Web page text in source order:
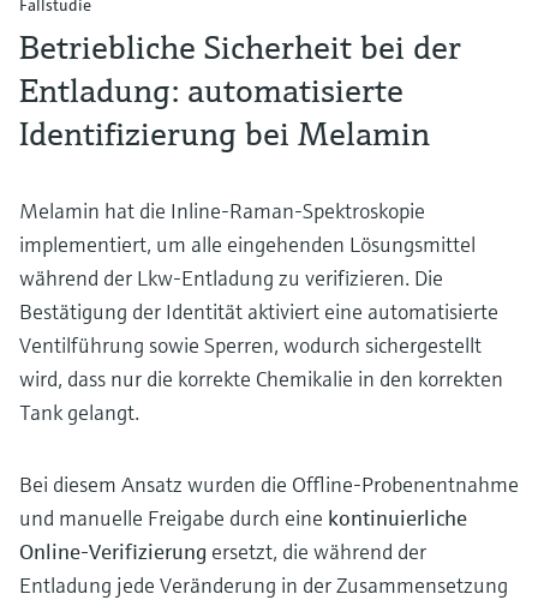
Fallstudie
Betriebliche Sicherheit bei der
Entladung: automatisierte
Identifizierung bei Melamin
Melamin hat die Inline-Raman-Spektroskopie
implementiert, um alle eingehenden Lösungsmittel
während der Lkw-Entladung zu verifizieren. Die
Bestätigung der Identität aktiviert eine automatisierte
Ventilführung sowie Sperren, wodurch sichergestellt
wird, dass nur die korrekte Chemikalie in den korrekten
Tank gelangt.
Bei diesem Ansatz wurden die Offline-Probenentnahme
und manuelle Freigabe durch eine kontinuierliche
Online-Verifizierung ersetzt, die während der
Entladung jede Veränderung in der Zusammensetzung